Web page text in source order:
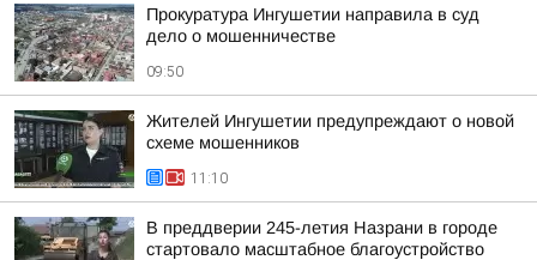
Прокуратура Ингушетии направила в суд
дело о мошенничестве
09:50
Жителей Ингушетии предупреждают о новой
схеме мошенников
11:10
В преддверии 245-летия Назрани в городе
стартовало масштабное благоустройство